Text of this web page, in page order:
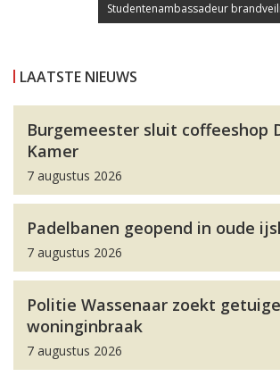
Studentenambassadeur
LAATSTE NIEUWS
Burgemeester sluit coffeeshop
Kamer
7 augustus 2026
Padelbanen geopend in oude
7 augustus 2026
Politie Wassenaar zoekt
woninginbraak
7 augustus 2026